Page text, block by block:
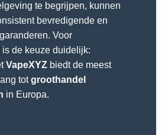
te begrijpen, kunnen
bevredigende en
Voor
de keuze duidelijk:
VapeXYZ biedt de meest
totgroothandel
in Europa.